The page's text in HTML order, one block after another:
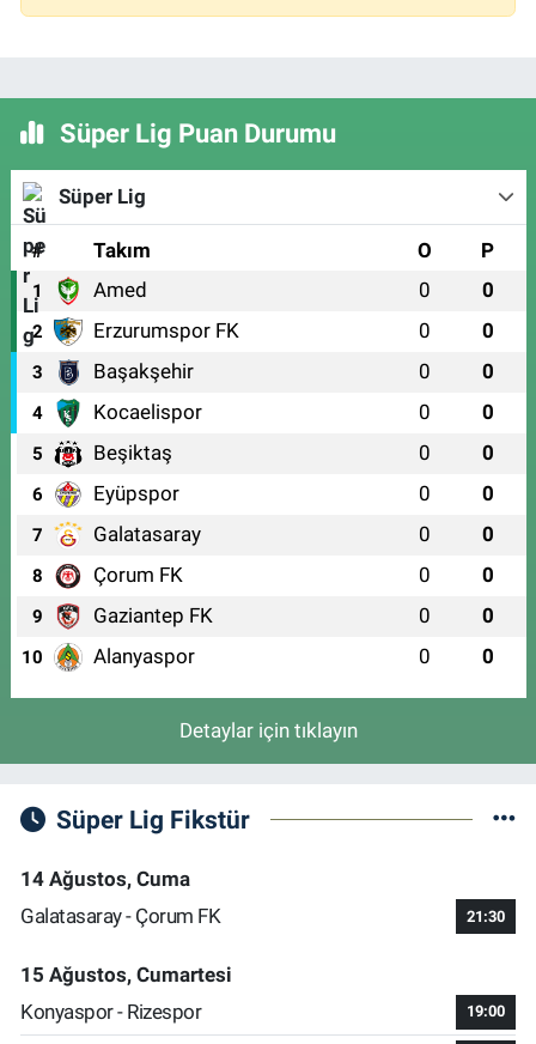
Süper Lig Puan Durumu
Süper Lig
# Takım O P
1 Amed 0 0
2 Erzurumspor FK 0 0
3 Başakşehir 0 0
4 Kocaelispor 0 0
5 Beşiktaş 0 0
6 Eyüpspor 0 0
7 Galatasaray 0 0
8 Çorum FK 0 0
9 Gaziantep FK 0 0
10 Alanyaspor 0 0
Detaylar için tıklayın
Süper Lig Fikstür
14 Ağustos, Cuma
Galatasaray - Çorum FK
21:30
15 Ağustos, Cumartesi
Konyaspor - Rizespor
19:00